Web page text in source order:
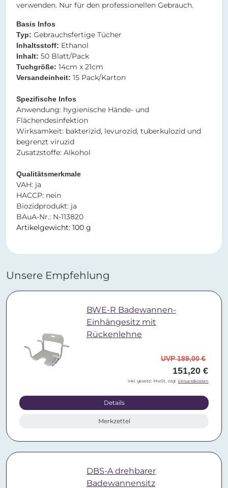
verwenden. Nur für den professionellen Gebrauch.
Basis Infos
Typ: Gebrauchsfertige Tücher
Inhaltsstoff: Ethanol
Inhalt: 50 Blatt/Pack
Tuchgröße: 14cm x 21cm​​​​​​​
Versandeinheit: 15 Pack/Karton​​​​​​​
Spezifische Infos
Anwendung: hygienische Hände- und
Flächendesinfektion
Wirksamkeit: bakterizid, levurozid, tuberkulozid und
begrenzt viruzid
Zusatzstoffe: Alkohol
Qualitätsmerkmale
VAH: ja
HACCP: nein
Biozidprodukt: ja
BAuA-Nr.: N-113820
Artikelgewicht: 100 g
Unsere Empfehlung
BWE-R Badewannen-
Einhängesitz mit
Rückenlehne
UVP 189,00 €
151,20 €
inkl. gesetzl. MwSt., zzgl.Versandkosten
Details
Merkzettel
DBS-A drehbarer
Badewannensitz